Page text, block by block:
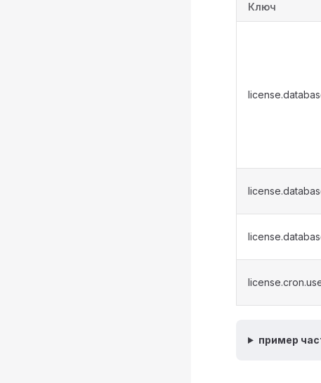
Ключ
пример